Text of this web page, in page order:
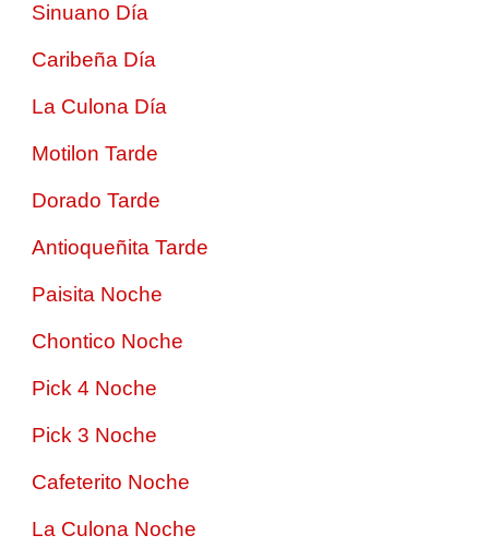
Sinuano Día
Caribeña Día
La Culona Día
Motilon Tarde
Dorado Tarde
Antioqueñita Tarde
Paisita Noche
Chontico Noche
Pick 4 Noche
Pick 3 Noche
Cafeterito Noche
La Culona Noche